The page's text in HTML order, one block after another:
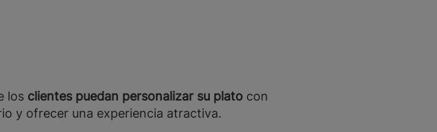
los clientes puedan personalizar su plato con
y ofrecer una experiencia atractiva.